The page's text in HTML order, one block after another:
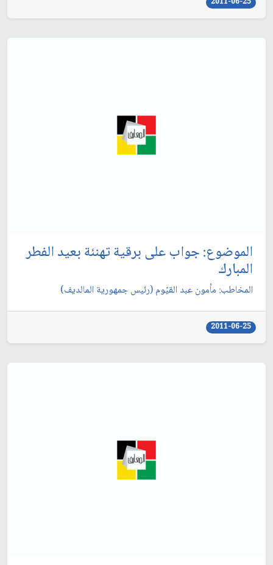
الموضوع: جواب على برقية تهنئة بعيد الفطر
المبارك‏
المخاطب: مأمون عبد القيّوم (رئيس جمهورية المالديف)
2011-06-25